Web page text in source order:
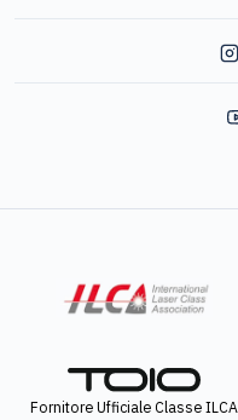
Fornitore Ufficiale Classe ILCA